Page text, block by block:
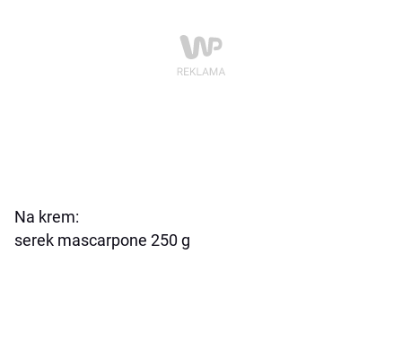
Na krem:
serek mascarpone 250 g